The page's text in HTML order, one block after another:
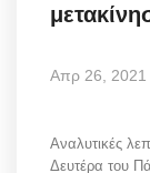
Απρ 26, 2021
Αναλυτικές
Δευτέρα του